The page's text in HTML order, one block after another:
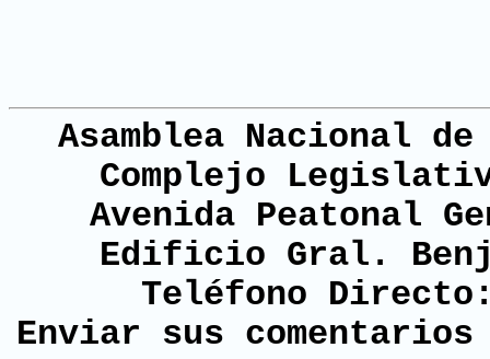
Asamblea Nacional
Complejo
Avenida Peatonal
Edificio Gral.
Teléfono
Enviar sus